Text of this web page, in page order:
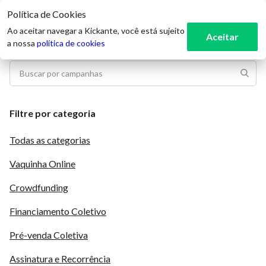
Filtre por categoria
Todas as categorias
Vaquinha Online
Crowdfunding
Financiamento Coletivo
Pré-venda Coletiva
Assinatura e Recorrência
Política de Cookies
Ao aceitar navegar a Kickante, você está sujeito
a nossa política de cookies
Aceitar